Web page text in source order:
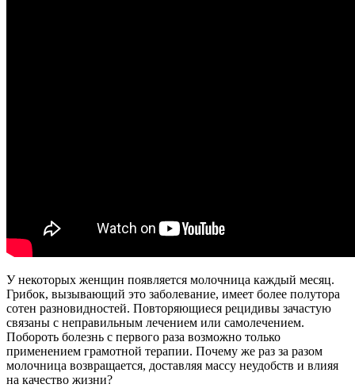
У некоторых женщин появляется молочница каждый месяц.
Грибок, вызывающий это заболевание, имеет более полутора
сотен разновидностей. Повторяющиеся рецидивы зачастую
связаны с неправильным лечением или самолечением.
Побороть болезнь с первого раза возможно только
применением грамотной терапии. Почему же раз за разом
молочница возвращается, доставляя массу неудобств и влияя
на качество жизни?